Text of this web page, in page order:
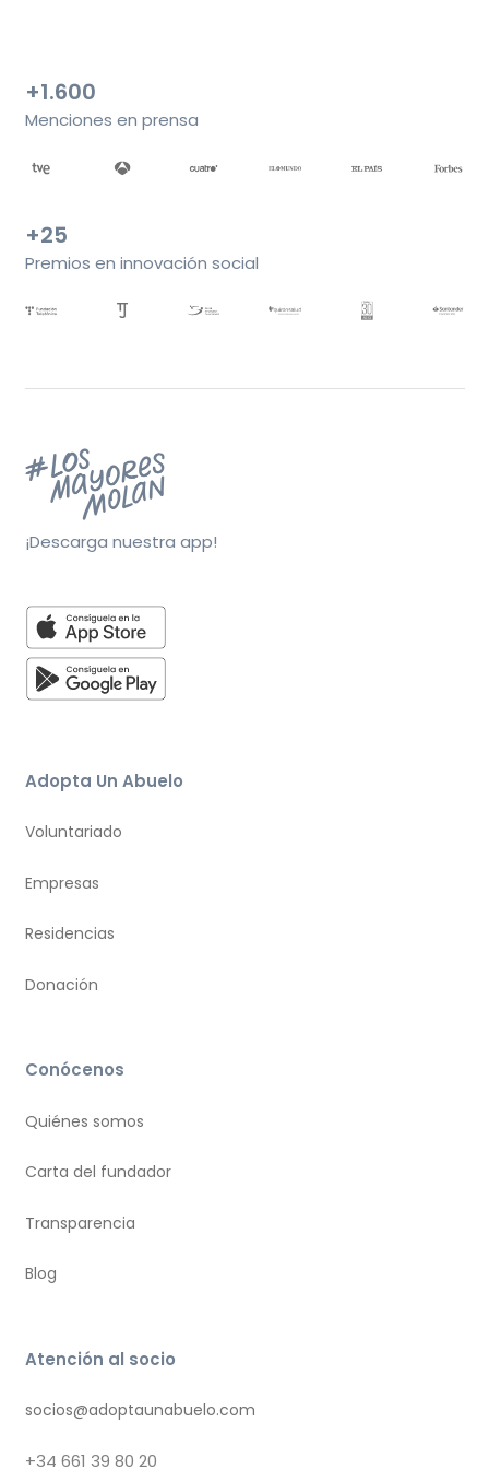
+1.600
Menciones en prensa
+25
Premios en innovación social
¡Descarga nuestra app!
Adopta Un Abuelo
Voluntariado
Empresas
Residencias
Donación
Conócenos
Quiénes somos
Carta del fundador
Transparencia
Blog
Atención al socio
socios@adoptaunabuelo.com
+34 661 39 80 20